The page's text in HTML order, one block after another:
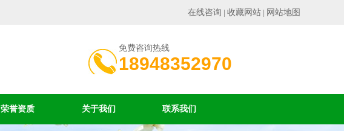
在线咨询 收藏网站 网站地图
免费咨询热线
18948352970
荣誉资质 关于我们 联系我们